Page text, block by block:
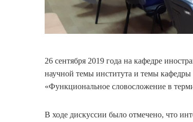
26 сентября 2019 года на кафедре
научной темы института и темы
«Функциональное словосложение в
В ходе дискуссии было отмечено, что